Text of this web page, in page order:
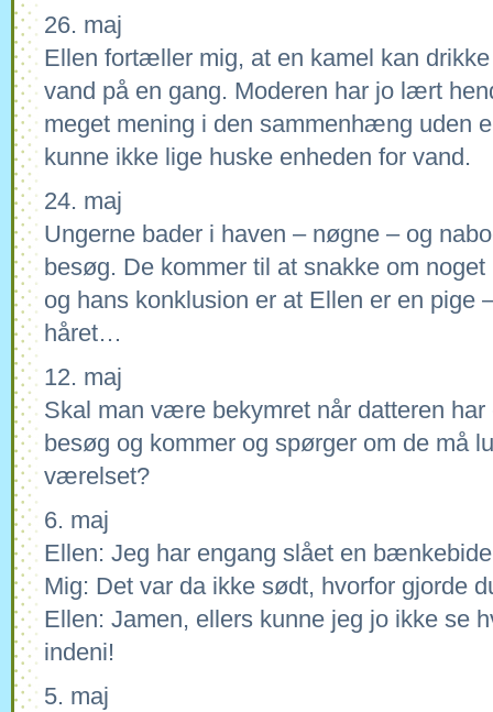
26. maj
Ellen fortæller mig, at en kamel kan
vand på en gang. Moderen har jo lært
meget mening i den sammenhæng uden
kunne ikke lige huske enheden for vand.
24. maj
Ungerne bader i haven – nøgne – og
besøg. De kommer til at snakke om
og hans konklusion er at Ellen er en pige
håret…
12. maj
Skal man være bekymret når datteren har
besøg og kommer og spørger om de må
værelset?
6. maj
Ellen: Jeg har engang slået en
Mig: Det var da ikke sødt, hvorfor gjorde
Ellen: Jamen, ellers kunne jeg jo ikke se
indeni!
5. maj